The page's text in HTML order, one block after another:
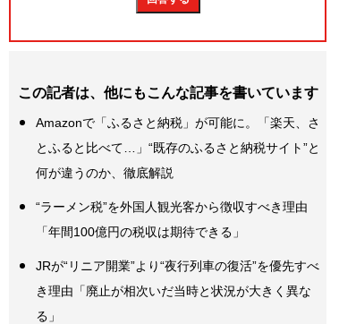
この記者は、他にもこんな記事を書いています
Amazonで「ふるさと納税」が可能に。「楽天、さ
とふると比べて…」“既存のふるさと納税サイト”と
何が違うのか、徹底解説
“ラーメン税”を外国人観光客から徴収すべき理由
「年間100億円の税収は期待できる」
JRが“リニア開業”より“夜行列車の復活”を優先すべ
き理由「廃止が相次いだ当時と状況が大きく異な
る」